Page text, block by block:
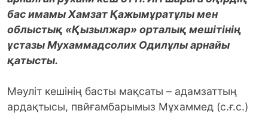
бас имамы Хамзат Қажымұратұлы мен
облыстық «Қызылжар» орталық мешітінің
ұстазы Мухаммадсолих Одилұлы арнайы
қатысты.
Мәуліт кешінің басты мақсаты – адамзаттың
ардақтысы, пвйғамбарымыз Мұхаммед (с.ғ.с.)